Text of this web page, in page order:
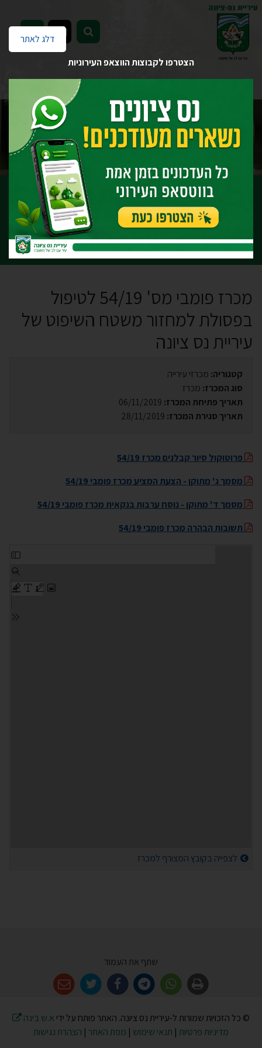
הצטרפו לקבוצות הווצאפ העירוניות
דלג לאתר EN
העירייה לשירותך מכרזים והצעות מחיר
ארכיון
מכרז פומבי מס' 54/19 לטיפול בפסולת למחזור משטח השיפוט של
עיריית נס ציונה
מכרזים
מכרז פומבי מס' 54/19 לטיפול
בפסולת למחזור משטח השיפוט של
עיריית נס ציונה
קטגוריה: מכרזי עירייה
סוג המכרז: מכרז
תאריך פתיחת המכרז: 06/11/2019
תאריך סגירת המכרז: 28/11/2019
פרוטוקול סיור קבלנים מכרז 54/19
מסמך ג' מתוקן - הצעת המציע מכרז פומבי 54/19
מסמך ד' מתוקן - נוסח ערבות בנקאית מכרז פומבי 54/19
תשובות הבהרה מכרז פומבי 54/19
לצפייה בקובץ המצורף למכרז
שתף את העמוד
© כל הזכויות שמורות ל-עיריית נס ציונה. האתר פותח על ידי א.ש בינה
מדיניות פרטיות | תנאי שימוש | מפת האתר | הצהרת נגישות